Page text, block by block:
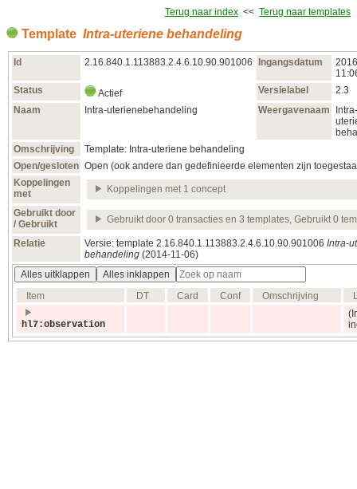
Terug naar index << Terug naar templates
Template Intra-uteriene behandeling
Id 2.16.840.1.113883.2.4.6.10.90.901006 Ingangsdatum
Status
Actief Versielabel
2.3
Naam
Intra-uterienebehandeling Weergavenaam
Intra-
Omschrijving
Template: Intra-uteriene behandeling
Open/gesloten Open (ook andere dan gedefinieerde elementen zijn
Koppelingen
met
Koppelingen met 1 concept
Gebruikt door
/ Gebruikt
Gebruikt door 0 transacties en 3 templates, Gebruikt 0
Relatie Versie: template 2.16.840.1.113883.2.4.6.10.90.901006 Intra-
behandeling (2014‑11‑06)
Alles uitklappen
Alles inklappen
Item
DT Card Conf Omschrijving
hl7:observation